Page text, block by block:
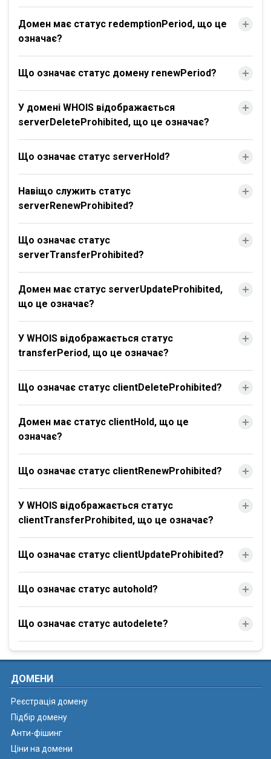
Домен має статус redemptionPeriod, що це
означає?
Що означає статус домену renewPeriod?
У домені WHOIS відображається
serverDeleteProhibited, що це означає?
Що означає статус serverHold?
Навіщо служить статус
serverRenewProhibited?
Що означає статус
serverTransferProhibited?
Домен має статус serverUpdateProhibited,
що це означає?
У WHOIS відображається статус
transferPeriod, що це означає?
Що означає статус clientDeleteProhibited?
Домен має статус clientHold, що це
означає?
Що означає статус clientRenewProhibited?
У WHOIS відображається статус
clientTransferProhibited, що це означає?
Що означає статус clientUpdateProhibited?
Що означає статус autohold?
Що означає статус autodelete?
ДОМЕНИ
Реєстрація домену
Підбір домену
Анти-фішинг
Ціни на домени